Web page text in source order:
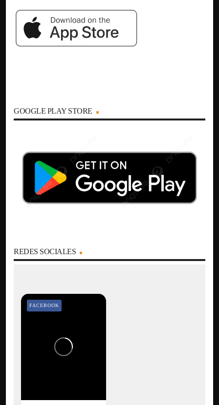
GOOGLE PLAY STORE
REDES SOCIALES
FACEBOOK